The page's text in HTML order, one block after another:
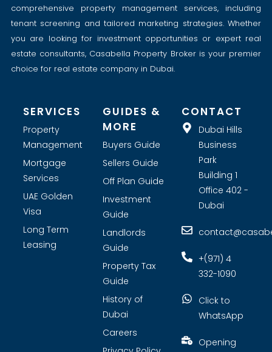
comprehensive property management services, including
tenant screening and tailored marketing strategies. Whether
you are looking for investment opportunities or expert real
estate consultants, Casabella Property Broker is your premier
choice for real estate company in Dubai.
SERVICES
Property
Management
Mortgage
Services
UAE Golden
Visa
Long Term
Leasing
GUIDES &
MORE
Buyers Guide
Sellers Guide
Off Plan Guide
Investment
Guide
Landlords
Guide
Property Tax
Guide
History of
Dubai
Careers
CONTACT
Dubai Hills
Business
Park
Building 1
Office 402 -
Dubai
+(971) 4
332-1090
Click to
WhatsApp
Opening